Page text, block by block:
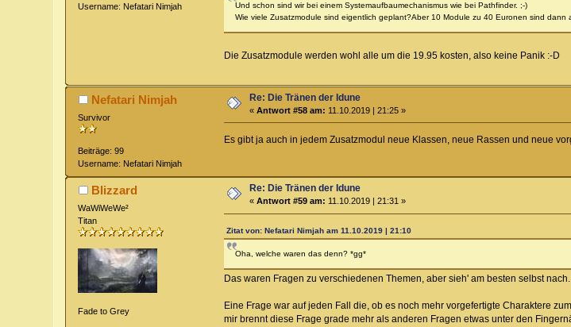
Username: Nefatari Nimjah
Und schon sind wir bei einem Systemaufbaumechanismus wie bei Pathfinder. ;-)
Wie viele Zusatzmodule sind eigentlich geplant?Aber 10 Module zu 40 Euronen sind dann
Die Zusatzmodule werden wohl alle um die 19.95 kosten, also keine Panik :-D
Nefatari Nimjah
Survivor
Beiträge: 99
Username: Nefatari Nimjah
Re: Die Tränen der Idune
«Antwort #58 am: 11.10.2019 | 21:25 »
Es gibt ja auch in jedem Zusatzmodul neue Klassen, neue Rassen und neue
Blizzard
WaWiWeWe²
Titan
Fade to Grey
Re: Die Tränen der Idune
«Antwort #59 am: 11.10.2019 | 21:31 »
Zitat von: Nefatari Nimjah am 11.10.2019 | 21:10
Oha, welche waren das denn? *gg*
Das waren Fragen zu verschiedenen Themen, aber sieh' am besten selbst nach.
Eine Frage war auf jeden Fall die, ob es noch mehr vorgefertigte Charaktere
mir brennt diese Frage grade mehr als anderen Fragen etwas unter den